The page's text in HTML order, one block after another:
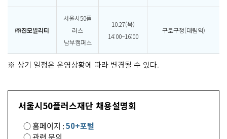
㈜진모빌리티
서울시50플
러스
남부캠퍼스
10.27(목)
14:00~16:00
구로구청(대림역)
※ 상기 일정은 운영상황에 따라 변경될 수 있다.
서울시50플러스재단 채용설명회
○ 홈페이지 :50+포털